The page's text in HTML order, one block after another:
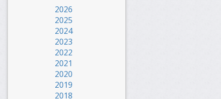
2026
2025
2024
2023
2022
2021
2020
2019
2018